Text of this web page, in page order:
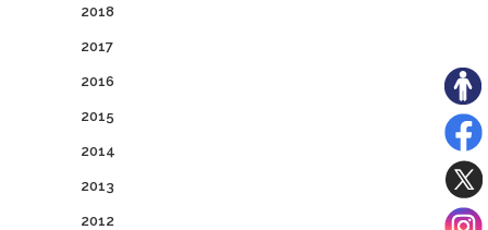
2018
2017
2016
2015
2014
2013
2012